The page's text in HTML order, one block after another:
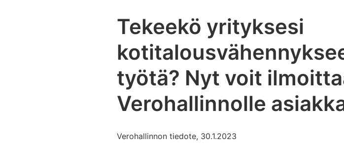
Tekeekö yrityksesi
työtä? Nyt voit
Verohallinnolle
Verohallinnon tiedote, 30.1.2023